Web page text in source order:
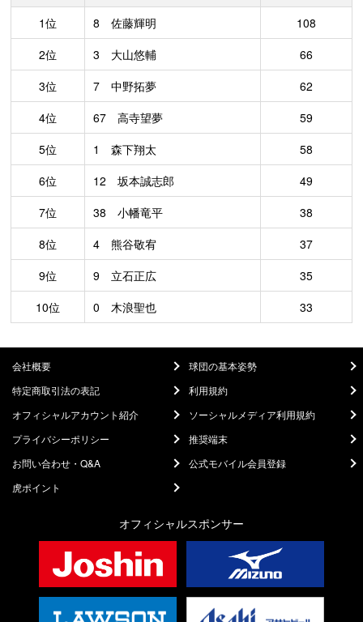
1位
8 佐藤輝明
108
2位
3 大山悠輔
66
3位
7 中野拓夢
62
4位
67 高寺望夢
59
5位
1 森下翔太
58
6位
12 坂本誠志郎
49
7位
38 小幡竜平
38
8位
4 熊谷敬宥
37
9位
9 立石正広
35
10位
0 木浪聖也 33
会社概要
球団の基本姿勢
特定商取引法の表記
利用規約
オフィシャルアカウント紹介
ソーシャルメディア利用規約
プライバシーポリシー
推奨端末
お問い合わせ・Q&A
公式モバイル会員登録
虎ポイント
オフィシャルスポンサー